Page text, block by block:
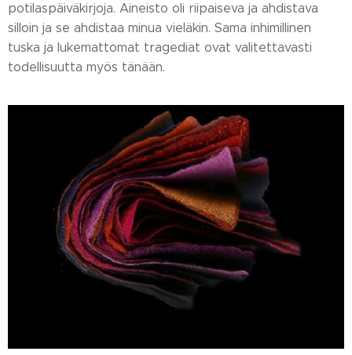
potilaspäiväkirjoja. Aineisto oli riipaiseva ja ahdistava
silloin ja se ahdistaa minua vieläkin. Sama inhimillinen
tuska ja lukemattomat tragediat ovat valitettavasti
todellisuutta myös tänään.